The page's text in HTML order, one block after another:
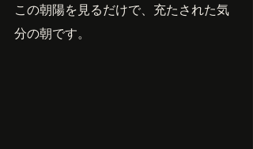
この朝陽を見るだけで、充たされた気
分の朝です。